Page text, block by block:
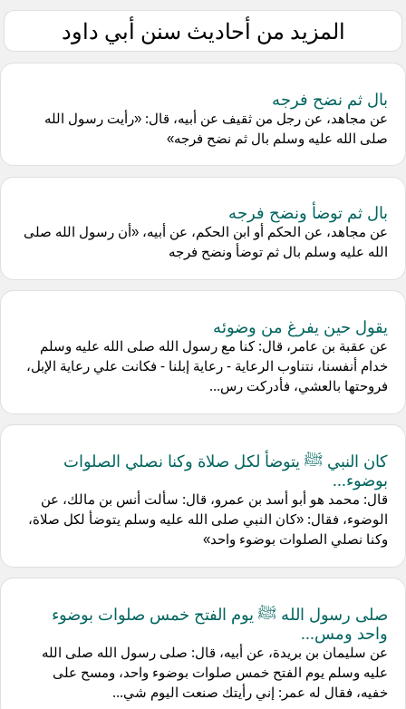
المزيد من أحاديث سنن أبي داود
بال ثم نضح فرجه
عن مجاهد، عن رجل من ثقيف عن أبيه، قال: «رأيت رسول الله
صلى الله عليه وسلم بال ثم نضح فرجه»
بال ثم توضأ ونضح فرجه
عن مجاهد، عن الحكم أو ابن الحكم، عن أبيه، «أن رسول الله صلى
الله عليه وسلم بال ثم توضأ ونضح فرجه
يقول حين يفرغ من وضوئه
عن عقبة بن عامر، قال: كنا مع رسول الله صلى الله عليه وسلم
خدام أنفسنا، نتناوب الرعاية - رعاية إبلنا - فكانت علي رعاية الإبل،
فروحتها بالعشي، فأدركت رس...
كان النبي ﷺ يتوضأ لكل صلاة وكنا نصلي الصلوات
بوضوء...
قال: محمد هو أبو أسد بن عمرو، قال: سألت أنس بن مالك، عن
الوضوء، فقال: «كان النبي صلى الله عليه وسلم يتوضأ لكل صلاة،
وكنا نصلي الصلوات بوضوء واحد»
صلى رسول الله ﷺ يوم الفتح خمس صلوات بوضوء
واحد ومس...
عن سليمان بن بريدة، عن أبيه، قال: صلى رسول الله صلى الله
عليه وسلم يوم الفتح خمس صلوات بوضوء واحد، ومسح على
خفيه، فقال له عمر: إني رأيتك صنعت اليوم شي...